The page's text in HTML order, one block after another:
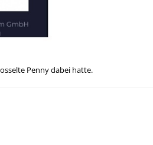
Penny dabei hatte.